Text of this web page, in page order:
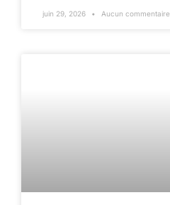
juin 29, 2026 Aucun commentaire